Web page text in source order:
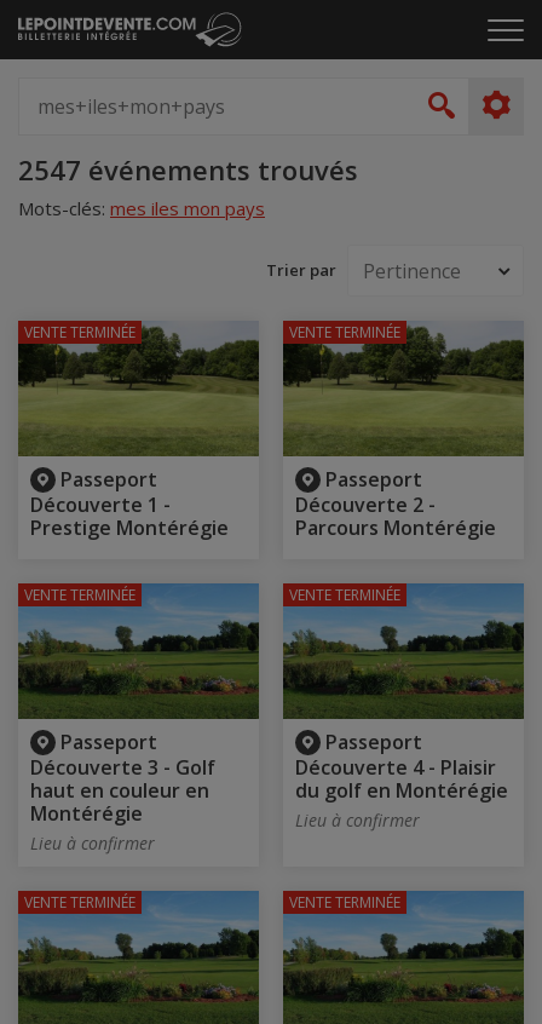
Passer
au
le
artiste,
Accueil
2547 événements trouvés
Mots-clés: mes iles mon pays
Trier par
Passeport
Découverte 1 -
Prestige Montérégie
VENTE TERMINÉE
Passeport
Découverte 2 -
Parcours Montérégie
VENTE TERMINÉE
Passeport
Découverte 3 - Golf
haut en couleur en
Montérégie
Lieu à confirmer
VENTE TERMINÉE
Passeport
Découverte 4 - Plaisir
du golf en Montérégie
Lieu à confirmer
VENTE TERMINÉE
VENTE TERMINÉE VENTE TERMINÉE